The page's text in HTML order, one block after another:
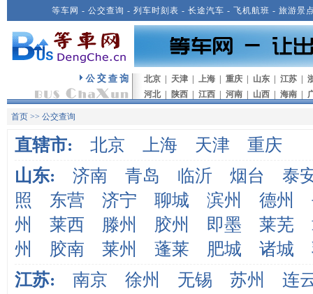
等车网 - 公交查询 - 列车时刻表 - 长途汽车 - 飞机航班 - 旅游景
北京 天津 上海 重庆 山东 江苏
河北
陕西 江西 河南 山西 海南
首页 >> 公交查询
直辖市: 北京 上海 天津
重庆
山东:
济南 青岛 临沂 烟台
泰
照
东营 济宁 聊城 滨州 德州
州
莱西 滕州 胶州 即墨 莱芜
州
胶南 莱州 蓬莱 肥城 诸城
江苏:
南京 徐州 无锡 苏州
连